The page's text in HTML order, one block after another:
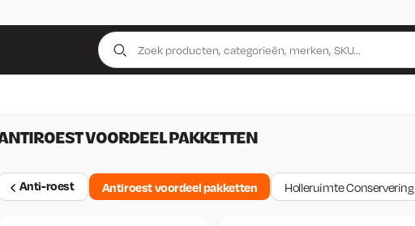
VOORDEEL PAKKETTEN
Anti-roest Antiroest voordeel pakketten Holleruimte Conservering